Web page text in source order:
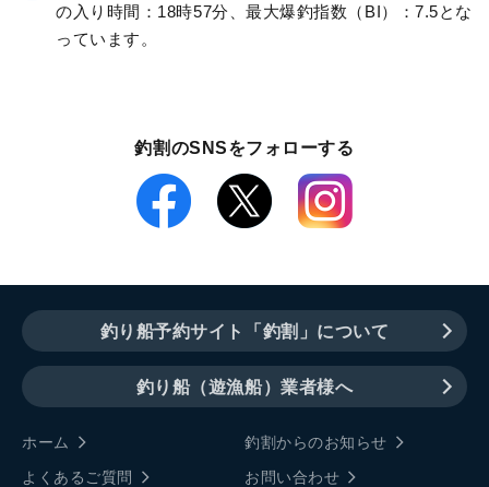
の入り時間：18時57分、最大爆釣指数（BI）：7.5とな
っています。
釣割のSNSをフォローする
釣り船予約サイト「釣割」について
釣り船（遊漁船）業者様へ
ホーム
釣割からのお知らせ
よくあるご質問
お問い合わせ